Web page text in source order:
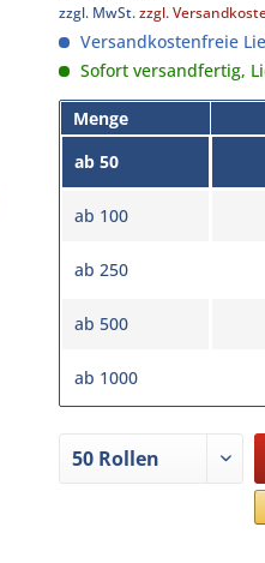
zzgl. MwSt.zzgl.
Versandkostenfreie
Sofort versandfertig,
Menge
ab50
ab 100
ab250
ab500
ab 1000